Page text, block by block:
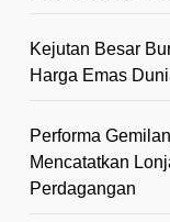
Kejutan Besar
Harga Emas
Performa
Mencatatkan
Perdagangan